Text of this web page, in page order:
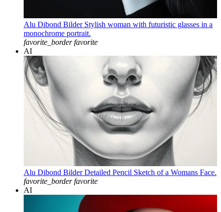
Alu Dibond Bilder Stylish woman with futuristic glasses in a
monochrome portrait.
favorite_border favorite
AI
Alu Dibond Bilder Detailed Pencil Sketch of a Womans Face.
favorite_border favorite
AI